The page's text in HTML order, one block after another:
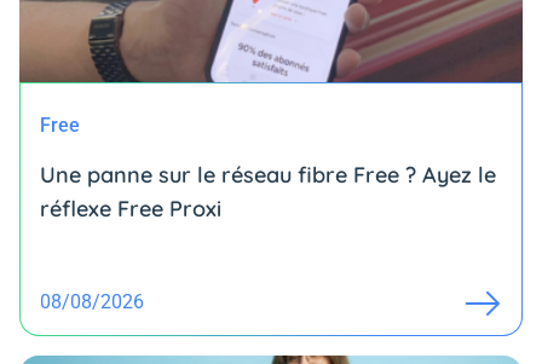
Free
Une panne sur le réseau fibre Free ? Ayez le
réflexe Free Proxi
08/08/2026